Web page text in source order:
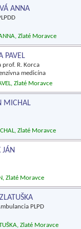
ANNA
Zlaté Moravce
PAVEL
prof. R. Korca
medicína
Zlaté Moravce
MICHAL
Zlaté Moravce
Zlaté Moravce
PLPD
Zlaté Moravce